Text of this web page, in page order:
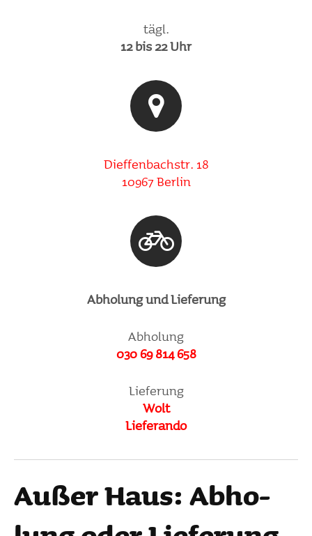
tägl.
12 bis 22 Uhr
Dief­fen­bachstr. 18
10967 Berlin
Abho­lung und Liefe­rung
Abho­lung
030 69 814 658
Liefe­rung
Wolt
Lieferando
Außer Haus: Abho­